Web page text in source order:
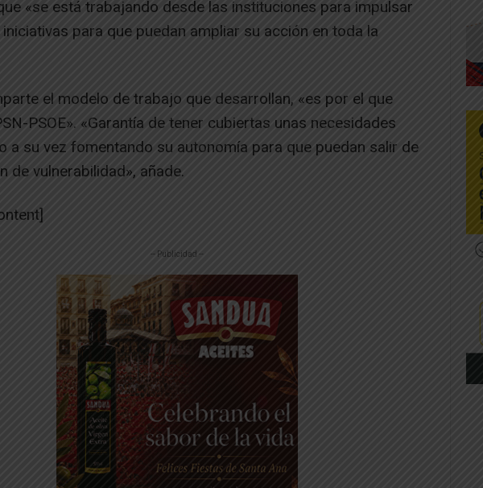
«se está trabajando desde las instituciones para impulsar
para que puedan ampliar su acción en toda la
el modelo de trabajo que desarrollan, «es por el que
PSOE». «Garantía de tener cubiertas unas necesidades
a su vez fomentando su autonomía para que puedan salir de
de vulnerabilidad», añade.
-- Publicidad --